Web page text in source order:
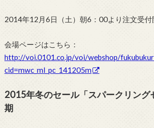
2014年12月6日（土）朝6：00より注文受付
会場ページはこちら：
http://voi.0101.co.jp/voi/webshop/
cid=mwc_ml_pc_141205m
2015年冬のセール「スパークリング
期